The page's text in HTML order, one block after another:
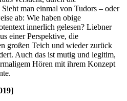
man einmal von Tudors – oder
ab: Wie haben obige
innerlich gelesen? Liebner
einer Perspektive, die
großen Teich und wieder zurück
Auch das ist mutig und legitim,
Hören mit ihrem Konzept